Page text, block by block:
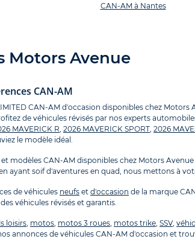
CAN-AM à Nantes
Motors Avenue
CAN-AM
CAN-AM d'occasion disponibles chez
de véhicules révisés par nos experts
MAVERICK R 2026 MAVERICK SPORT 2026
le modèle idéal.
modèles CAN-AM disponibles chez Motors
ayant soif d'aventures en quad, nous mettons à
de véhicules neufs et d'occasion de la marque
véhicules révisés et garantis.
loisirs motos motos 3 roues motos trike SSV,
annonces de véhicules CAN-AM d'occasion et